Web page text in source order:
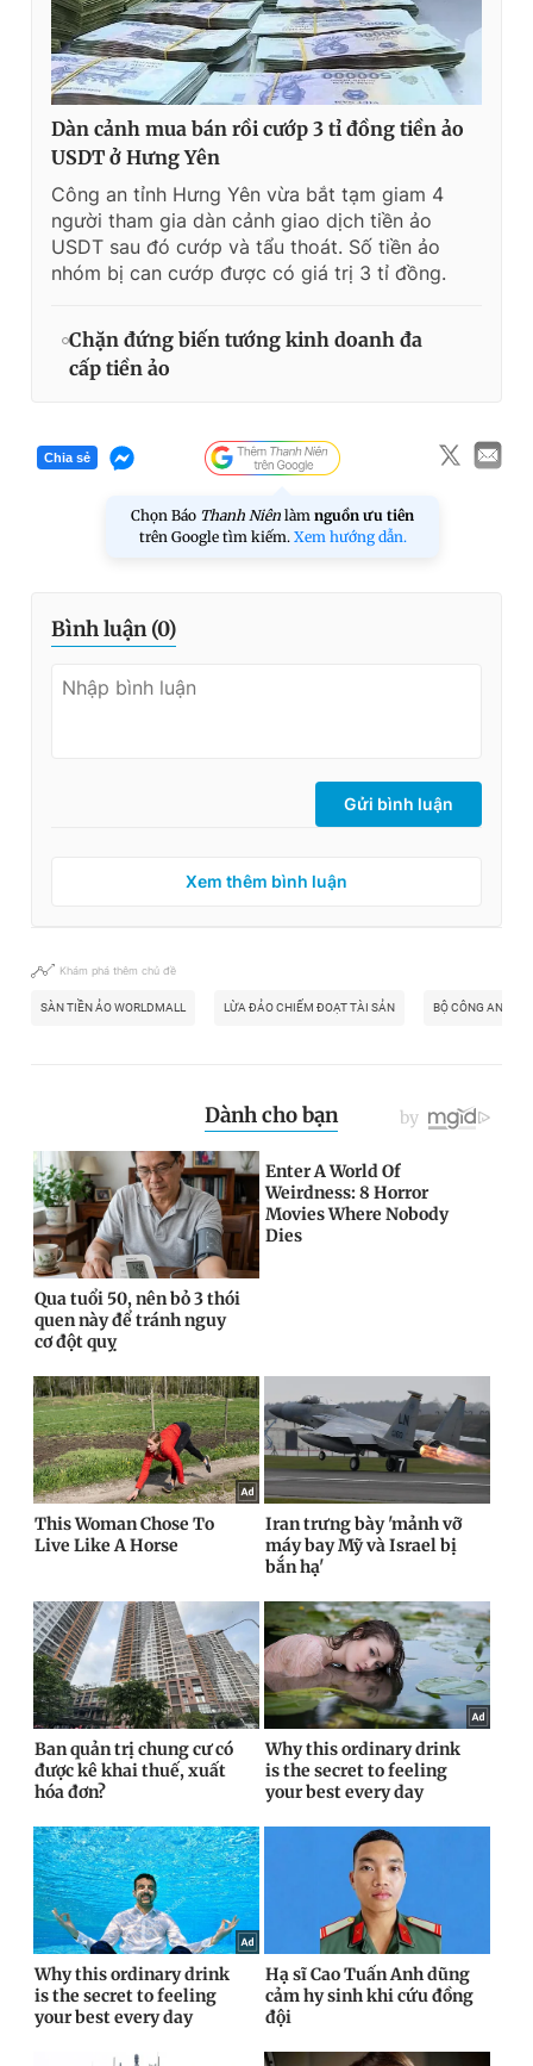
Dàn cảnh mua bán rồi cướp 3 tỉ đồng tiền ảo
USDT ở Hưng Yên
Công an tỉnh Hưng Yên vừa bắt tạm giam 4
người tham gia dàn cảnh giao dịch tiền ảo
USDT sau đó cướp và tẩu thoát. Số tiền ảo
nhóm bị can cướp được có giá trị 3 tỉ đồng.
Chặn đứng biến tướng kinh doanh đa
cấp tiền ảo
Chia sẻ
Chọn Báo Thanh Niên làm nguồn ưu tiên
trên Google tìm kiếm. Xem hướng dẫn.
Bình luận (0)
Gửi bình luận
Xem thêm bình luận
Khám phá thêm chủ đề
SÀN TIỀN ẢO WORLDMALL LỪA ĐẢO CHIẾM ĐOẠT TÀI SẢN BỘ CÔNG AN